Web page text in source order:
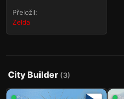
Přeložil:
Zelda
City Builder (3)